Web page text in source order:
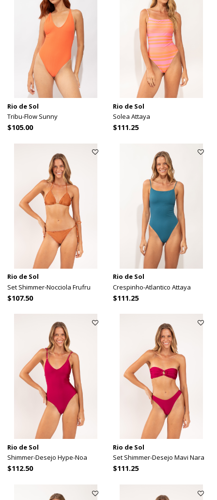
Rio de Sol
Tribu-Flow Sunny
$105.00
Rio de Sol
Solea Attaya
$111.25
Rio de Sol
Set Shimmer-Nocciola Frufru
$107.50
Rio de Sol
Crespinho-Atlantico Attaya
$111.25
Rio de Sol
Shimmer-Desejo Hype-Noa
$112.50
Rio de Sol
Set Shimmer-Desejo Mavi Nara
$111.25